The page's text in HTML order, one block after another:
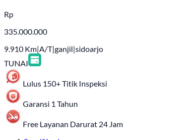
Rp
335.000.000
9.910 Km|A/T|ganjil|sidoarjo
TUNAI
Lulus 150+ Titik Inspeksi
Garansi 1 Tahun
Free Layanan Darurat 24 Jam